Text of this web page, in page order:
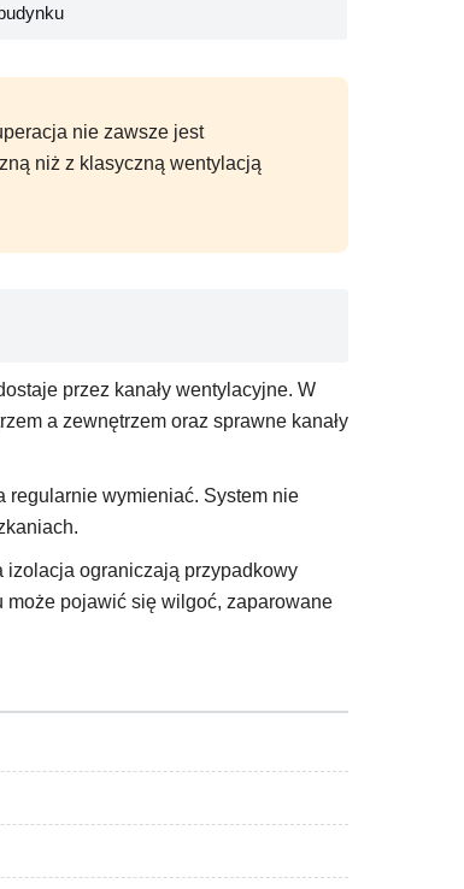
nie zawsze jest
niż z klasyczną wentylacją
przez kanały wentylacyjne. W
a zewnętrzem oraz sprawne kanały
regularnie wymieniać. System nie
izolacja ograniczają przypadkowy
może pojawić się wilgoć, zaparowane